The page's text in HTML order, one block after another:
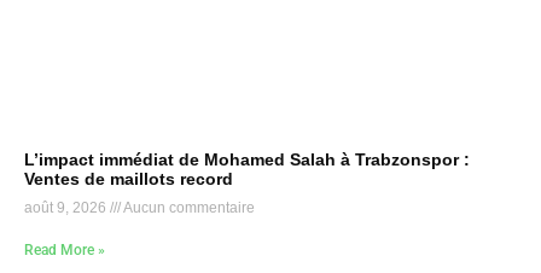
L’impact immédiat de Mohamed Salah à Trabzonspor :
Ventes de maillots record
août 9, 2026 Aucun commentaire
Read More »